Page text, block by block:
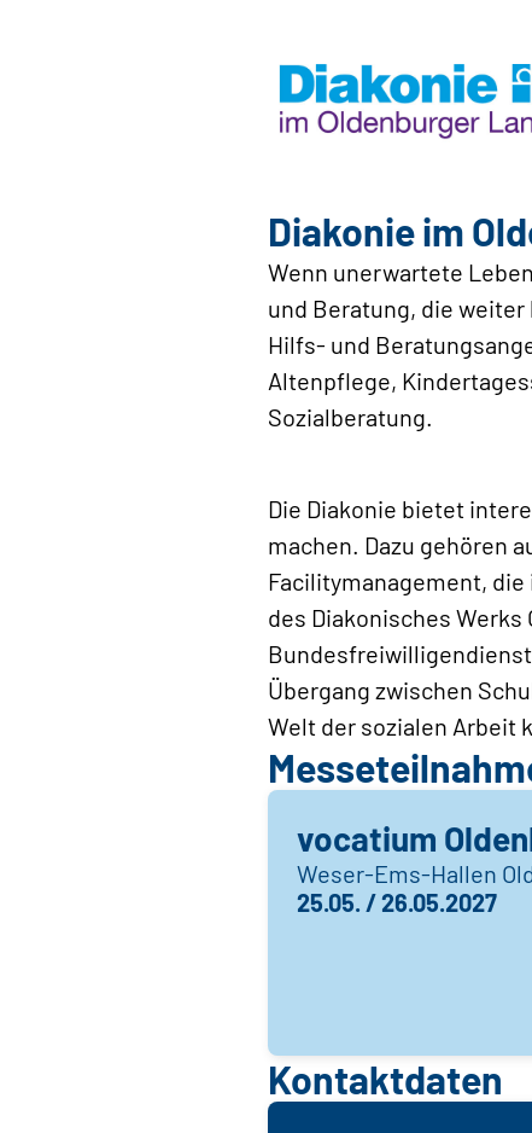
Diakonie im
Wenn unerwartete
und Beratung, die
Hilfs- und
Altenpflege,
Sozialberatung.
Die Diakonie bietet
machen. Dazu gehören
Facilitymanagement,
des Diakonisches
Bundesfreiwilligendienst
Übergang zwischen
Welt der sozialen Arbeit
vocatium
Weser-Ems-Hallen
25.05. / 26.05.2027
Kontaktdaten